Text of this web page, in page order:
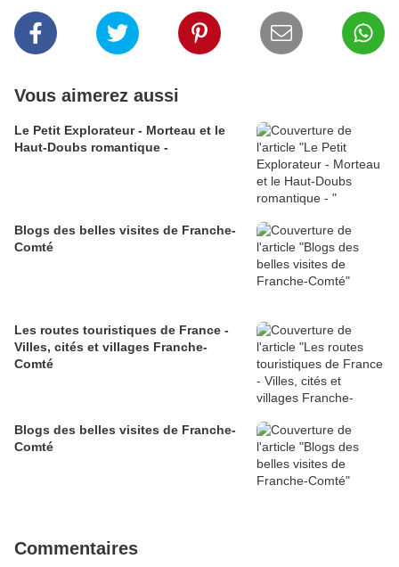
Vous aimerez aussi
Le Petit Explorateur - Morteau et le
Haut-Doubs romantique -
Blogs des belles visites de Franche-
Comté
Les routes touristiques de France -
Villes, cités et villages Franche-
Comté
Blogs des belles visites de Franche-
Comté
Commentaires